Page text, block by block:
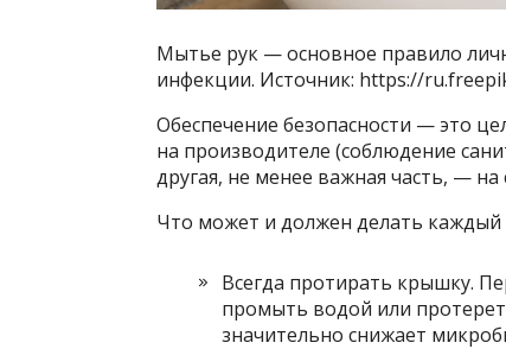
Мытье рук — основное правило
инфекции. Источник: https://
Обеспечение безопасности — это
на производителе (соблюдение
другая, не менее важная часть, —
Что может и должен делать каждый
Всегда протирать крышку.
промыть водой или
значительно снижает